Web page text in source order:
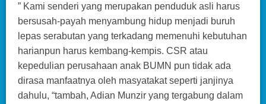
” Kami senderi yang merupakan penduduk asli harus
bersusah-payah menyambung hidup menjadi buruh
lepas serabutan yang terkadang memenuhi kebutuhan
harianpun harus kembang-kempis. CSR atau
kepedulian perusahaan anak BUMN pun tidak ada
dirasa manfaatnya oleh masyatakat seperti janjinya
dahulu, “tambah, Adian Munzir yang tergabung dalam